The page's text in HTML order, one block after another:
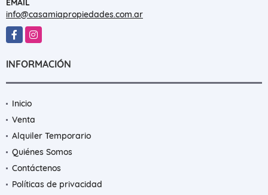
EMAIL
info@casamiapropiedades.com.ar
FacebookInstagram
INFORMACIÓN
Inicio
Venta
Alquiler Temporario
Quiénes Somos
Contáctenos
Políticas de privacidad